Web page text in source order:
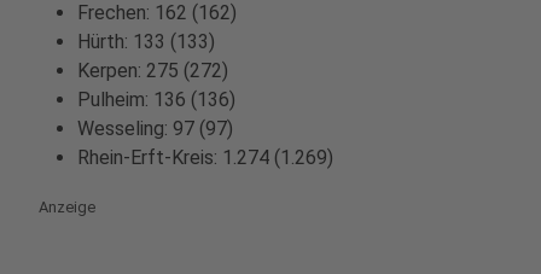
Frechen: 162 (162)
Hürth: 133 (133)
Kerpen: 275 (272)
Pulheim: 136 (136)
Wesseling: 97 (97)
Rhein-Erft-Kreis: 1.274 (1.269)
Anzeige